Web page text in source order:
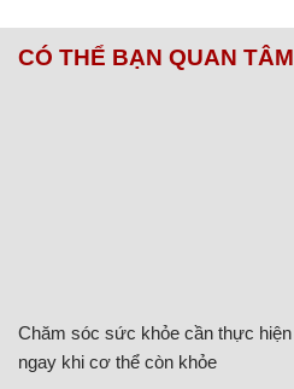
CÓ THỂ BẠN QUAN TÂM
Chăm sóc sức khỏe cần thực hiện
ngay khi cơ thể còn khỏe